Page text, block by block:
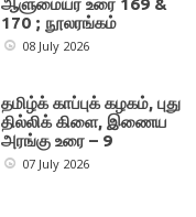
ஆளுமையர் உரை 169 &
170 ; நூலரங்கம்
08 July 2026
தமிழ்க் காப்புக் கழகம், புது
தில்லிக் கிளை, இணைய
அரங்கு உரை – 9
07 July 2026